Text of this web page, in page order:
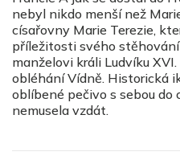
nebyl nikdo menší než
císařovny Marie Terezie,
příležitosti svého stěhování
manželovi králi Ludvíku
obléhání Vídně. Historická
oblíbené pečivo s sebou do
nemusela vzdát.